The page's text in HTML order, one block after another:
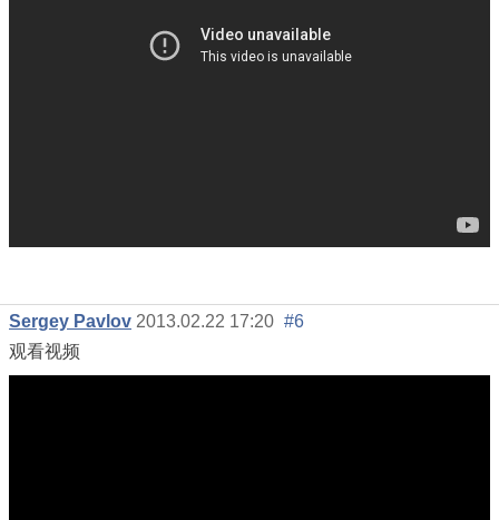
Sergey Pavlov 2013.02.22 17:20 #6
观看视频